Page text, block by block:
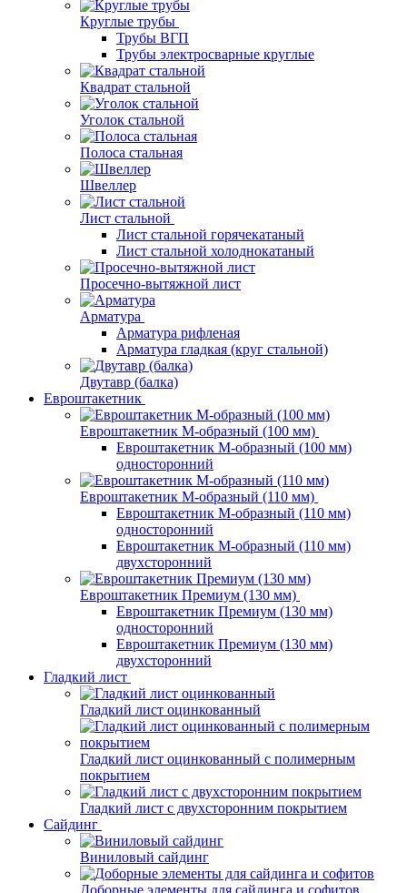
Круглые трубы
Трубы ВГП
Трубы электросварные круглые
Квадрат стальной
Уголок стальной
Полоса стальная
Швеллер
Лист стальной
Лист стальной горячекатаный
Лист стальной холоднокатаный
Просечно-вытяжной лист
Арматура
Арматура рифленая
Арматура гладкая (круг стальной)
Двутавр (балка)
Евроштакетник
Евроштакетник М-образный (100 мм)
Евроштакетник М-образный (100 мм)
односторонний
Евроштакетник М-образный (110 мм)
Евроштакетник М-образный (110 мм)
односторонний
Евроштакетник М-образный (110 мм)
двухсторонний
Евроштакетник Премиум (130 мм)
Евроштакетник Премиум (130 мм)
односторонний
Евроштакетник Премиум (130 мм)
двухсторонний
Гладкий лист
Гладкий лист оцинкованный
Гладкий лист оцинкованный с полимерным
покрытием
Гладкий лист с двухсторонним покрытием
Сайдинг
Виниловый сайдинг